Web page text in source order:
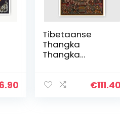
Tibetaanse
Thangka
Thangka
schilderij God of
€111.40